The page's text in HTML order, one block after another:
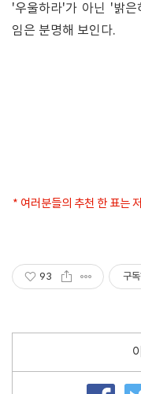
'우울하라'가 아닌 '밝
임은 분명해 보인다.
* 여러분들의 추천 한 표는
93 구독